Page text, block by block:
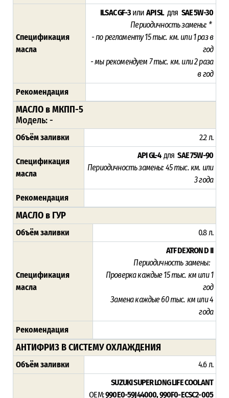
Спецификация
масла
ILSAC GF-3или API SLдля SAE 5W-30
Периодичность замены: *
- по регламенту 15тыс. км. или 1 раз в
год
- мы рекомендуем 7 тыс. км. или 2 раза
в год
Рекомендация
МАСЛО в МКПП-5
Модель: -
Объём заливки 2.2 л.
Спецификация
масла
API GL-4 дляSAE 75W-90
Периодичность замены: 45тыс. км. или
3 года
Рекомендация
МАСЛО в ГУР
Объём заливки 0.8 л.
Спецификация
масла
ATF DEXRON D II
Периодичность замены:
Проверка каждые 15тыс. км или 1
год
Заменакаждые 60 тыс. км или 4
года
Рекомендация
АНТИФРИЗ В СИСТЕМУ ОХЛАЖДЕНИЯ
Объём заливки 4.6 л.
SUZUKI SUPER LONG LIFE COOLANT
OEM:990E0-59J44000, 990F0-ECSC2-005